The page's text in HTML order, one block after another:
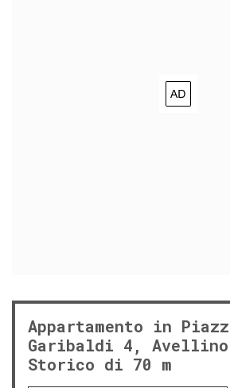
Appartamento in
Garibaldi 4, Avellino
Storico di 70 m